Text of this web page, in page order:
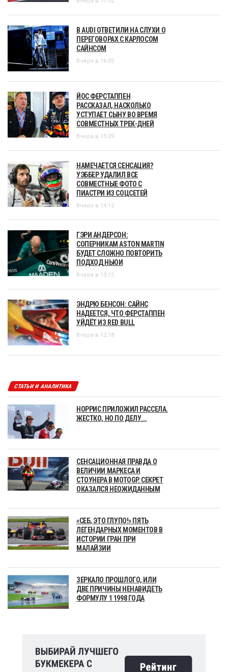
В AUDI ОТВЕТИЛИ НА СЛУХИ О
ПЕРЕГОВОРАХ С КАРЛОСОМ
САЙНСОМ
Вчера в 16:05
ЙОС ФЕРСТАППЕН
РАССКАЗАЛ, НАСКОЛЬКО
УСТУПАЕТ СЫНУ ВО ВРЕМЯ
СОВМЕСТНЫХ ТРЕК-ДНЕЙ
Вчера в 15:09
НАМЕЧАЕТСЯ СЕНСАЦИЯ?
УЭББЕР УДАЛИЛ ВСЕ
СОВМЕСТНЫЕ ФОТО С
ПИАСТРИ ИЗ СОЦСЕТЕЙ
Вчера в 14:12
ГЭРИ АНДЕРСОН:
СОПЕРНИКАМ ASTON MARTIN
БУДЕТ СЛОЖНО ПОВТОРИТЬ
ПОДХОД НЬЮИ
Вчера в 13:15
ЭНДРЮ БЕНСОН: САЙНС
НАДЕЕТСЯ, ЧТО ФЕРСТАППЕН
УЙДЁТ ИЗ RED BULL
Вчера в 12:18
СТАТЬИ И АНАЛИТИКА
НОРРИС ПРИЛОЖИЛ РАССЕЛА.
ЖЕСТКО, НО ПО ДЕЛУ...
СЕНСАЦИОННАЯ ПРАВДА О
ВЕЛИЧИИ МАРКЕСА И
СТОУНЕРА В MOTOGP. СЕКРЕТ
ОКАЗАЛСЯ НЕОЖИДАННЫМ
«СЕБ, ЭТО ГЛУПО!» ПЯТЬ
ЛЕГЕНДАРНЫХ МОМЕНТОВ В
ИСТОРИИ ГРАН ПРИ
МАЛАЙЗИИ
ЗЕРКАЛО ПРОШЛОГО, ИЛИ
ДВЕ ПРИЧИНЫ НЕНАВИДЕТЬ
ФОРМУЛУ 1 1998 ГОДА